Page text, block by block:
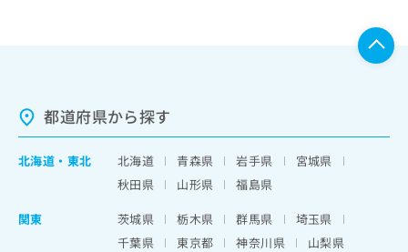
都道府県から探す
北海道 ・ 東北 北海道 青森県 岩手県
宮城県
秋田県
山形県
福島県
関東
茨城県 栃木県 群馬県
埼玉県
千葉県
東京都 神奈川県
山梨県